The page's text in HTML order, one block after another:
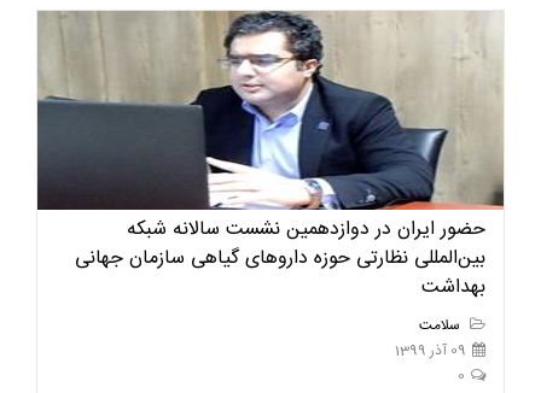
حضور ایران در دوازدهمین نشست سالانه شبکه
بین‌المللی نظارتی حوزه داروهای گیاهی سازمان جهانی
بهداشت
سلامت
09 آذر 1399
0